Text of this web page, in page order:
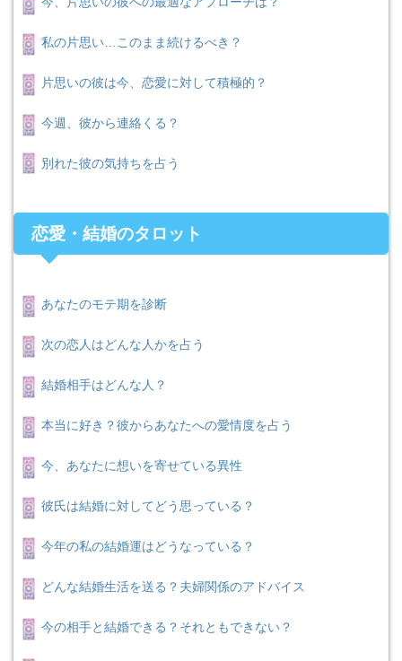
私の片思い…このまま続けるべき？
片思いの彼は今、恋愛に対して積極的？
今週、彼から連絡くる？
別れた彼の気持ちを占う
恋愛・結婚のタロット
あなたのモテ期を診断
次の恋人はどんな人かを占う
結婚相手はどんな人？
本当に好き？彼からあなたへの愛情度を占う
今、あなたに想いを寄せている異性
彼氏は結婚に対してどう思っている？
今年の私の結婚運はどうなっている？
どんな結婚生活を送る？夫婦関係のアドバイス
今の相手と結婚できる？それともできない？